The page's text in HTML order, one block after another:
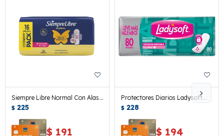
Siempre Libre Normal Con Alas
16 Uds.
$ 225
$ 191
Protectores Diarios Ladysoft
Respirable 80 Uds.
$ 228
$ 194